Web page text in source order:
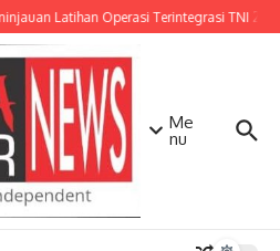
Latihan Operasi Terintegrasi TNI
Me
nu